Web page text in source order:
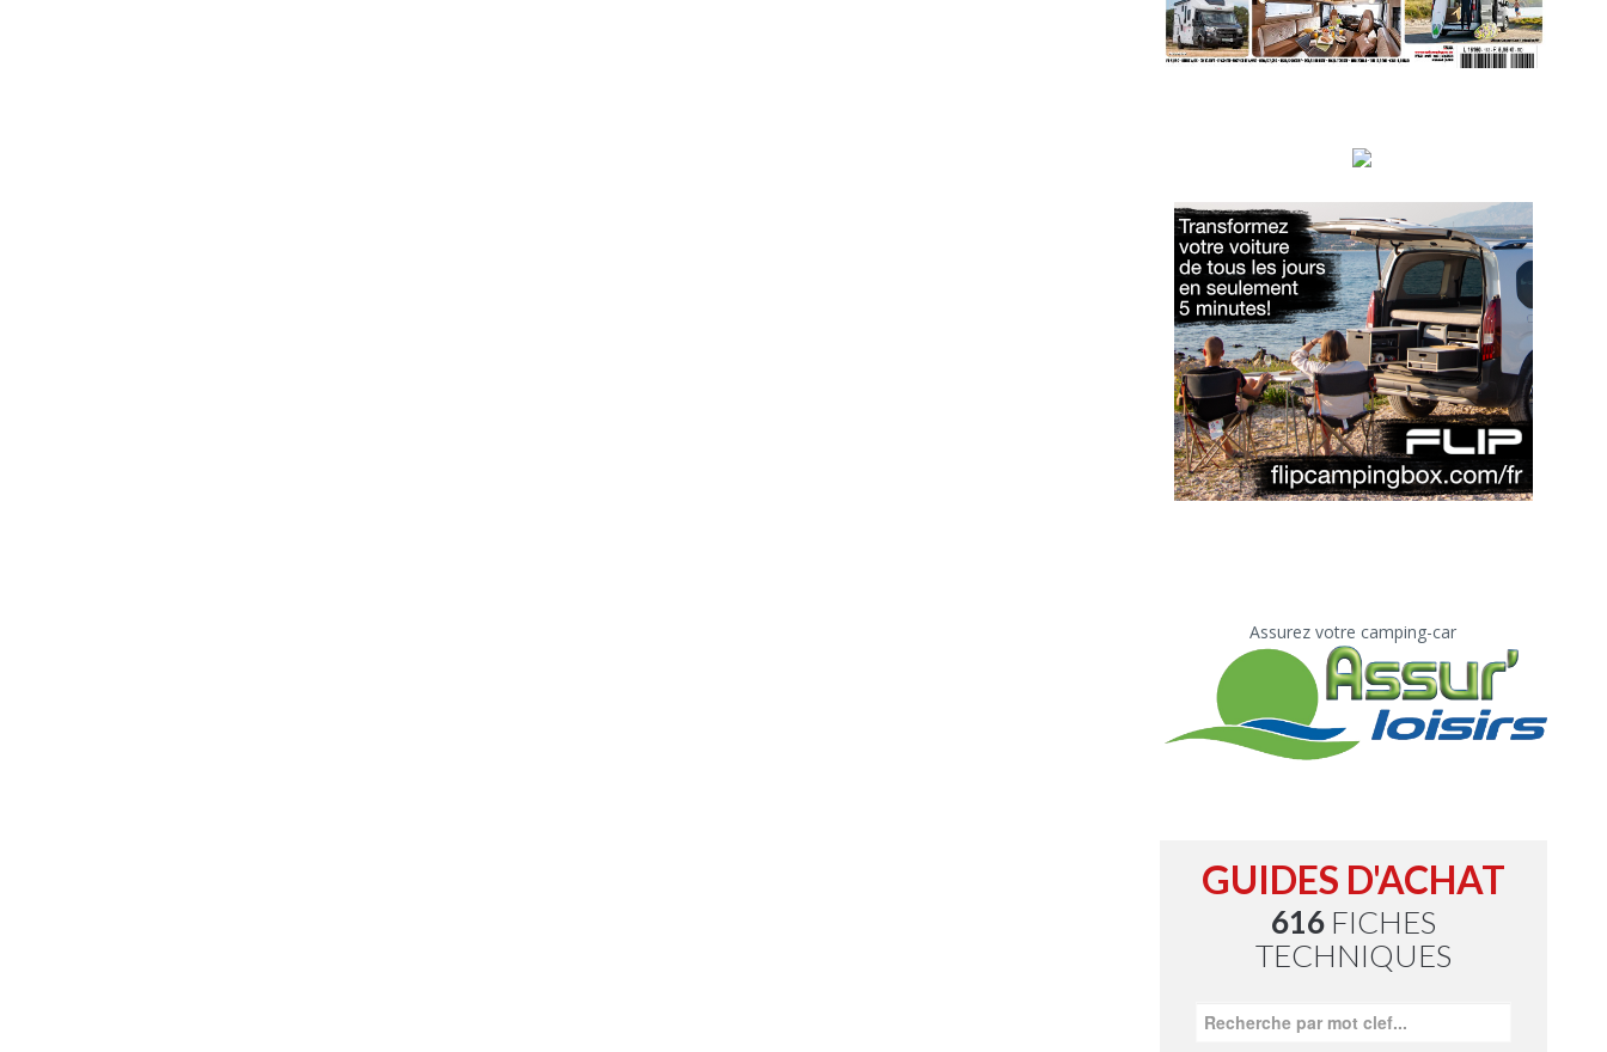
Assurez votre camping-car
GUIDES D'ACHAT
616FICHES
TECHNIQUES